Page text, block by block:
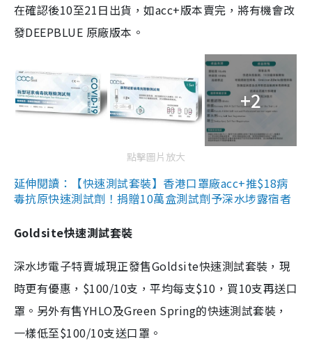
在確認後10至21日出貨，如acc+版本賣完，將有機會改
發DEEPBLUE 原廠版本。
+2
點擊圖片放大
延伸閱讀：【快速測試套裝】香港口罩廠acc+推$18病
毒抗原快速測試劑！捐贈10萬盒測試劑予深水埗露宿者
Goldsite快速測試套裝
深水埗電子特賣城現正發售Goldsite快速測試套裝，現
時更有優惠，$100/10支，平均每支$10，買10支再送口
罩。另外有售YHLO及Green Spring的快速測試套裝，
一樣低至$100/10支送口罩。